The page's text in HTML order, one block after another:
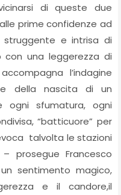
di queste due
prime confidenze ad
e intrisa di
una leggerezza di
l’indagine
e della nascita di un
ogni sfumatura, ogni
“batticuore” per
talvolta le stazioni
prosegue Francesco
sentimento magico,
e il candore,il